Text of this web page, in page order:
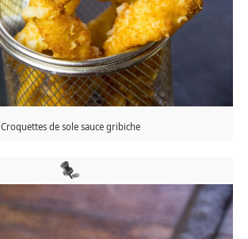
Croquettes de sole sauce gribiche